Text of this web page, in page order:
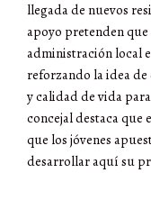
llegada de nuevos
apoyo pretenden que
administración local
reforzando la idea
y calidad de vida
concejal destaca que
que los jóvenes
desarrollar aquí su